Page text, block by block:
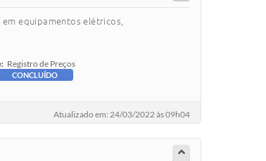
equipamentos elétricos,
Registro de Preços
CONCLUÍDO
Atualizado em: 24/03/2022 às 09h04